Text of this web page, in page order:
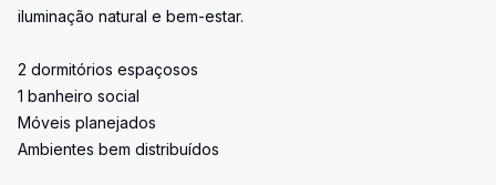
iluminação natural e bem-estar.
2 dormitórios espaçosos
1 banheiro social
Móveis planejados
Ambientes bem distribuídos